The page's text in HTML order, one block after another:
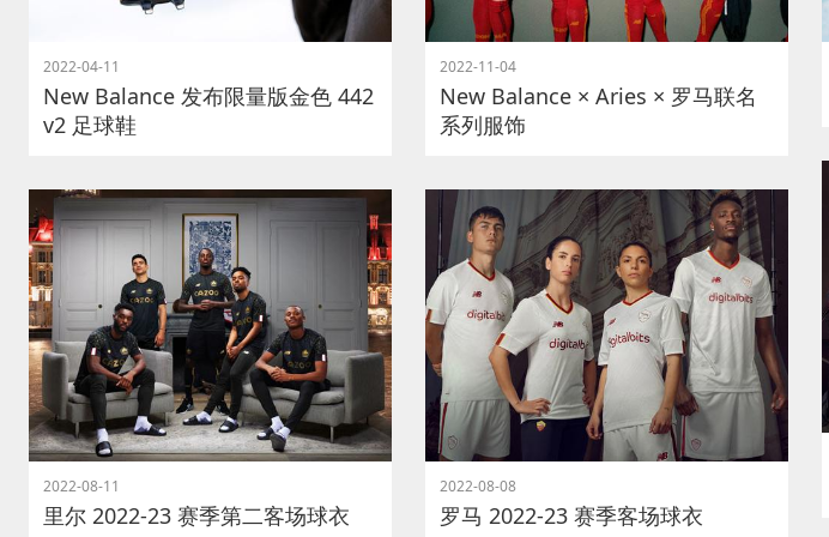
2022-04-11
New Balance 发布限量版金色 442
v2 足球鞋
2022-11-04
New Balance × Aries × 罗马联名
系列服饰
2022-08-11
里尔 2022-23 赛季第二客场球衣
2022-08-08
罗马 2022-23 赛季客场球衣